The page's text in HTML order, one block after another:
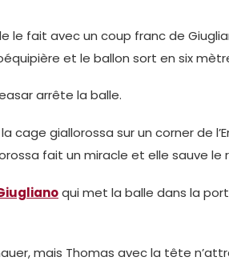
le fait avec un coup franc de
et le ballon sort en six
arrête la balle.
cage giallorossa sur un corner de
fait un miracle et elle sauve le
qui met la balle dans la
mais Thomas avec la tête